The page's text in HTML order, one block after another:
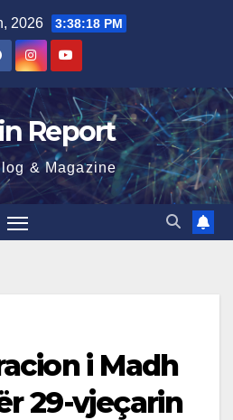
2026 3:38:19 PM
Report
& Magazine
i Madh
29-vjeçarin